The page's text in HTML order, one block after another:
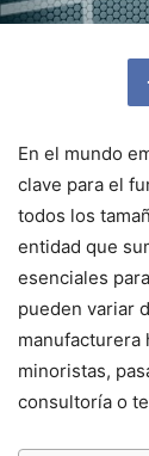
En el mundo
clave para el
todos los
entidad que
esenciales
pueden variar
manufacturera
minoristas,
consultoría o